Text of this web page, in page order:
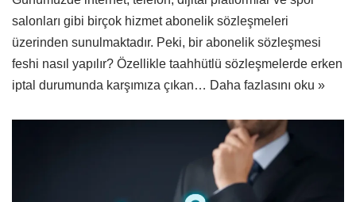
salonları gibi birçok hizmet abonelik sözleşmeleri
üzerinden sunulmaktadır. Peki, bir abonelik sözleşmesi
feshi nasıl yapılır? Özellikle taahhütlü sözleşmelerde erken
iptal durumunda karşımıza çıkan… Daha fazlasını oku »